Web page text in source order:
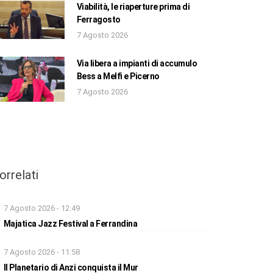
Viabilità, le riaperture prima di
Ferragosto
7 Agosto 2026
Via libera a impianti di accumulo
Bess a Melfi e Picerno
7 Agosto 2026
7 Agosto 2026 - 12:49
Majatica Jazz Festival a Ferrandina
7 Agosto 2026 - 11:58
Il Planetario di Anzi conquista il Mur